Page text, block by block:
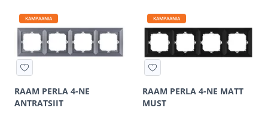
KAMPAANIA
RAAM PERLA 4-NE
ANTRATSIIT
KAMPAANIA
RAAM PERLA 4-NE MATT
MUST